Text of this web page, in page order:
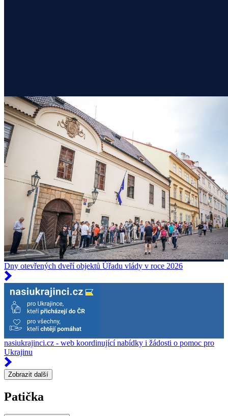
Dny otevřených dveří objektů Úřadu vlády v roce 2026
nasiukrajinci.cz - web koordinující nabídky i žádosti o pomoc pro
Ukrajinu
Zobrazit další
Patička